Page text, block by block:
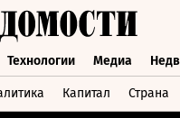
Технологии Медиа
Капитал Страна